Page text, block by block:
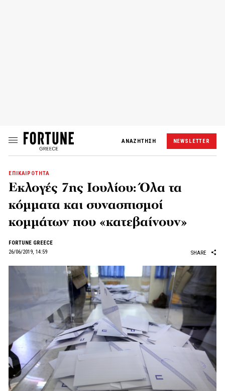
ΑΝΑΖΗΤΗΣΗ NEWSLETTER
ΕΠΙΚΑΙΡΟΤΗΤΑ
Εκλογές 7ης Ιουλίου: Όλα τα
κόμματα και συνασπισμοί
κομμάτων που «κατεβαίνουν»
FORTUNE GREECE
26/06/2019, 14:59
SHARE